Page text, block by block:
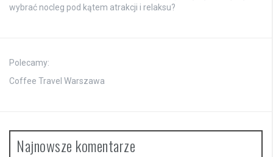
wybrać nocleg pod kątem atrakcji i relaksu?
Polecamy:
Coffee Travel Warszawa
Najnowsze komentarze